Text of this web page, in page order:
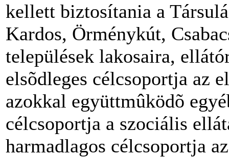
kellett biztosítania a
Kardos, Örménykút,
települések lakosaira,
elsõdleges célcsoportja az
azokkal együttmûködõ
célcsoportja a szociális
harmadlagos célcsoportja